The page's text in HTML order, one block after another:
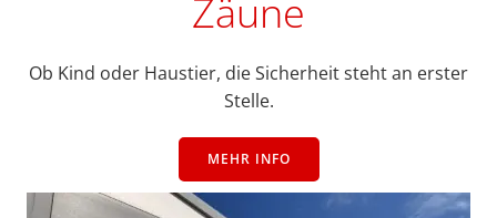
Zäune
Ob Kind oder Haustier, die Sicherheit steht an erster
Stelle.
MEHR INFO